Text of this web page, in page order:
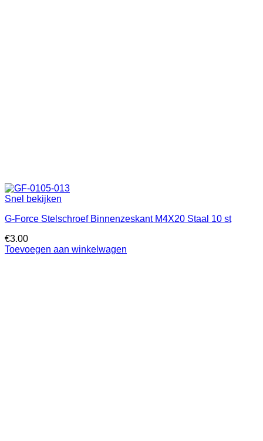
Snel bekijken
G-Force Stelschroef Binnenzeskant M4X20 Staal 10 st
€3.00
Toevoegen aan winkelwagen